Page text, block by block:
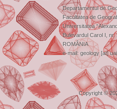
Departamentul de
Facultatea de
Universitatea
Bulevardul Carol I, nr.
ROMÂNIA
e-mail: geology [at]
Copyright ©